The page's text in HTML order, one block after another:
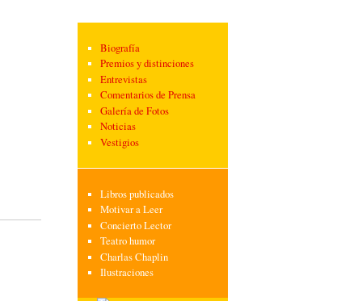
Biografía
Premios y distinciones
Entrevistas
Comentarios de Prensa
Galería de Fotos
Noticias
Vestigios
Libros publicados
Motivar a Leer
Concierto Lector
Teatro humor
Charlas Chaplin
Ilustraciones